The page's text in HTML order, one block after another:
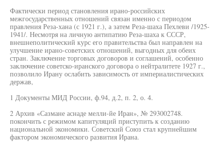
Фактически период становления ирано-российских
межгосударственных отношений связан именно с периодом
правления Реза-хана (с 1921 г.), а затем Реза-шаха Пехлеви /1925-
1941/. Несмотря на личную антипатию Реза-шаха к СССР,
внешнеполитический курс его правительства был направлен на
улучшение ирано-советских отношений, выгодных для обеих
стран. Заключение торговых договоров и соглашений, особенно
заключение советско-иранского договора о нейтралитете 1927 г.,
позволило Ирану ослабить зависимость от империалистических
держав,
1 Документы МИД России, ф.94, д.2, п. 2, о. 4.
2 Архив «Сазмане аснаде мелли-йе Иран», № 293002748.
покончить с режимом капитуляций приступить к созданию
национальной экономики. Советский Союз стал крупнейшим
фактором экономического развития Ирана.